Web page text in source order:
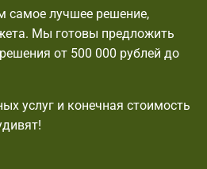
самое лучшее решение,
Мы готовы предложить
от 500 000 рублей до
услуг и конечная стоимость